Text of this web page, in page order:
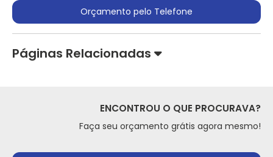
Orçamento pelo Telefone
Páginas Relacionadas
ENCONTROU O QUE PROCURAVA?
Faça seu orçamento grátis agora mesmo!